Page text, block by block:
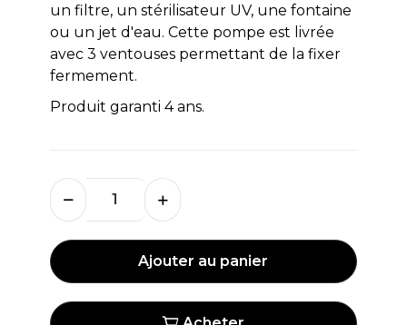
un filtre, un stérilisateur UV, une fontaine
ou un jet d'eau. Cette pompe est livrée
avec 3 ventouses permettant de la fixer
fermement.
Produit garanti 4 ans.
Ajouter au panier